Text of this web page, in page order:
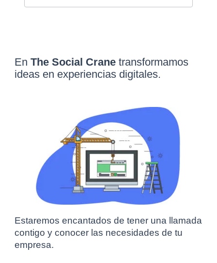
En The Social Crane transformamos
ideas en experiencias digitales.
Estaremos encantados de tener una llamada
contigo y conocer las necesidades de tu
empresa.